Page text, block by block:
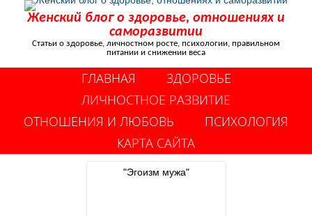
Женский блог о здоровье, отношениях и
саморазвитии
Статьи о здоровье, личностном росте, психологии, правильном
питании и снижении веса
ГЛАВНАЯ
ЗДОРОВЬЕ
ЛИЧНОСТНОЕ РАЗВИТИЕ
ОТНОШЕНИЯ И ЛЮБОВЬ
ПСИХОЛОГИЯ
КАРТА САЙТА
"Эгоизм мужа"